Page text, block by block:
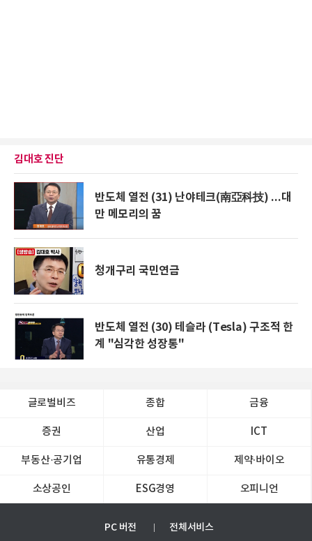
김대호 진단
반도체 열전 (31) 난야테크(南亞科技) ...대
만 메모리의 꿈
청개구리 국민연금
반도체 열전 (30) 테슬라 (Tesla) 구조적 한
계 "심각한 성장통"
글로벌비즈 종합 금융
증권 산업 ICT
부동산·공기업 유통경제 제약∙바이오
소상공인 ESG경영 오피니언
PC 버전 전체서비스